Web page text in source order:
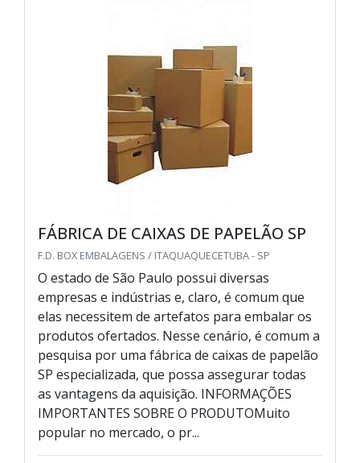
FÁBRICA DE CAIXAS DE PAPELÃO SP
F.D. BOX EMBALAGENS / ITAQUAQUECETUBA - SP
O estado de São Paulo possui diversas
empresas e indústrias e, claro, é comum que
elas necessitem de artefatos para embalar os
produtos ofertados. Nesse cenário, é comum a
pesquisa por uma fábrica de caixas de papelão
SP especializada, que possa assegurar todas
as vantagens da aquisição. INFORMAÇÕES
IMPORTANTES SOBRE O PRODUTOMuito
popular no mercado, o pr...